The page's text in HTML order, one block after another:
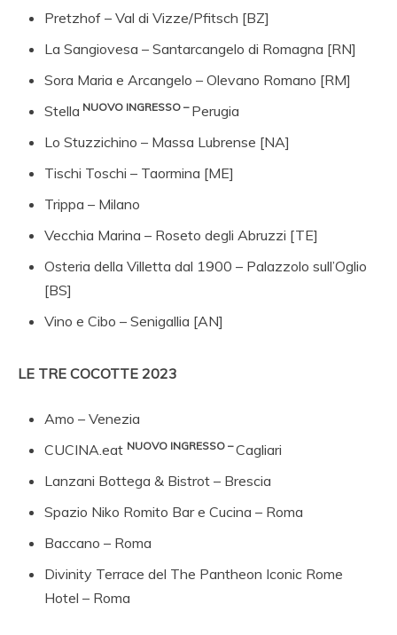
Pretzhof – Val di Vizze/Pfitsch [BZ]
La Sangiovesa – Santarcangelo di Romagna [RN]
Sora Maria e Arcangelo – Olevano Romano [RM]
Stella NUOVO INGRESSO – Perugia
Lo Stuzzichino – Massa Lubrense [NA]
Tischi Toschi – Taormina [ME]
Trippa – Milano
Vecchia Marina – Roseto degli Abruzzi [TE]
Osteria della Villetta dal 1900 – Palazzolo sull’Oglio
[BS]
Vino e Cibo – Senigallia [AN]
LE TRE COCOTTE 2023
Amo – Venezia
CUCINA.eat NUOVO INGRESSO –Cagliari
Lanzani Bottega & Bistrot – Brescia
Spazio Niko Romito Bar e Cucina – Roma
Baccano – Roma
Divinity Terrace del The Pantheon Iconic Rome
Hotel – Roma